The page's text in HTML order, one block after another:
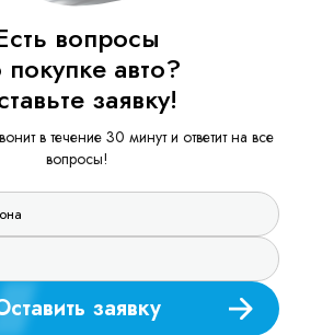
вопросы
покупке авто?
заявку!
в течение 30 минут и ответит на все
вопросы!
заявку